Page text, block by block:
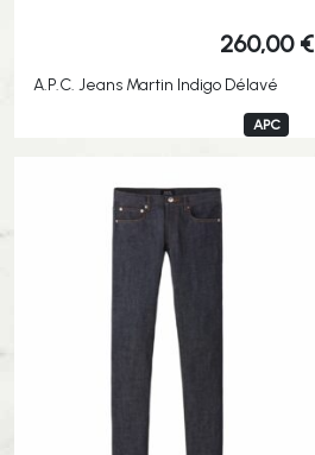
260,00 €
A.P.C. Jeans Martin Indigo Délavé
APC